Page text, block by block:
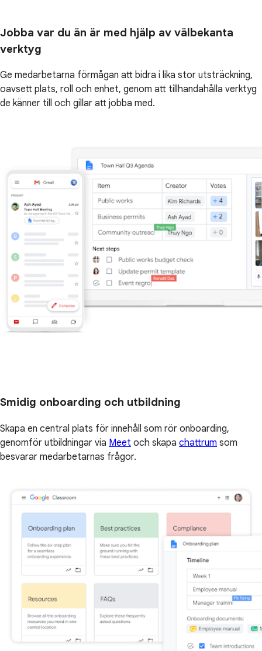
Jobba var du än är med hjälp av välbekanta
verktyg
Ge medarbetarna förmågan att bidra i lika stor utsträckning,
oavsett plats, roll och enhet, genom att tillhandahålla verktyg
de känner till och gillar att jobba med.
Smidig onboarding och utbildning
Skapa en central plats för innehåll som rör onboarding,
genomför utbildningar via Meet och skapa chattrum som
besvarar medarbetarnas frågor.